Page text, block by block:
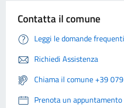
Contatta il comune
Leggi le domande frequenti
Richiedi Assistenza
Chiama il comune +39
Prenota un appuntamento